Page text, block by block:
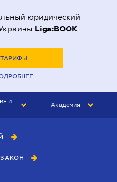
юридический
Liga:BOOK
ТАРИФЫ
и
Академия